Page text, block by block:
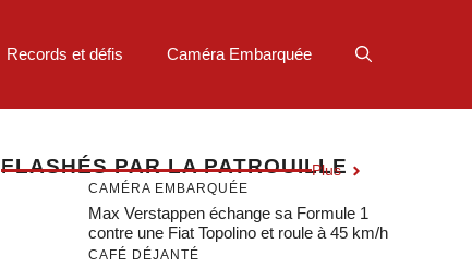
Records et défis Caméra Embarquée
FLASHÉS PAR LA PATROUILLE
Plus
CAMÉRA EMBARQUÉE
Max Verstappen échange sa Formule 1
contre une Fiat Topolino et roule à 45 km/h
CAFÉ DÉJANTÉ